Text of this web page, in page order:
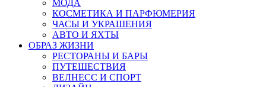
МОДА
КОСМЕТИКА И ПАРФЮМЕРИЯ
ЧАСЫ И УКРАШЕНИЯ
АВТО И ЯХТЫ
ОБРАЗ ЖИЗНИ
РЕСТОРАНЫ И БАРЫ
ПУТЕШЕСТВИЯ
ВЕЛНЕСС И СПОРТ